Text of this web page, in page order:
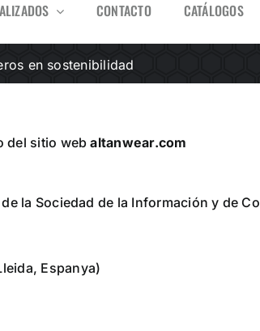
CONTACTO CATÁLOGOS
en sostenibilidad
del sitio webaltanwear.com
la Sociedad de la Información y de
Espanya)